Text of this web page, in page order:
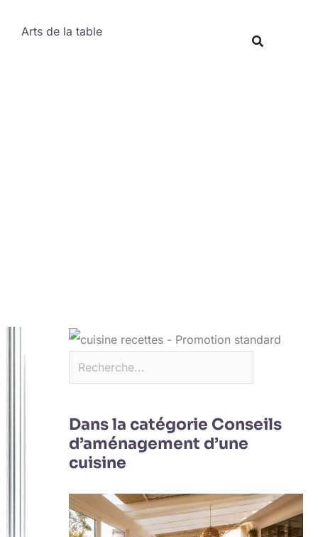
Arts de la table
Dans la catégorie Conseils
d’aménagement d’une
cuisine